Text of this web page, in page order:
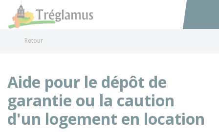
Accéder
Retour
Aide pour le dépôt de
garantie ou la caution
d'un logement en location